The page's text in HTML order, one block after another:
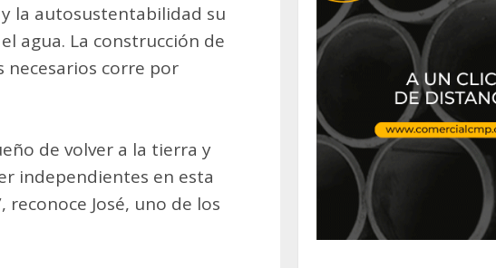
la autosustentabilidad su
agua. La construcción de
necesarios corre por
de volver a la tierra y
independientes en esta
José, uno de los